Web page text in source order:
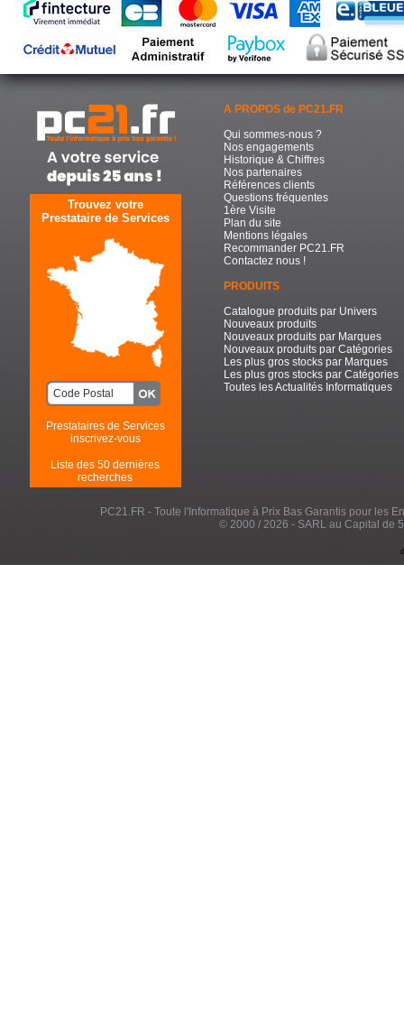
Trouvez votre
Prestataire de Services
Prestataires de Services
inscrivez-vous
Liste des 50 dernières
recherches
A PROPOS de PC21.FR
Qui sommes-nous ?
Nos engagements
Historique & Chiffres
Nos partenaires
Références clients
Questions fréquentes
1ère Visite
Plan du site
Mentions légales
Recommander PC21.FR
Contactez nous !
PRODUITS
Catalogue produits par Univers
Nouveaux produits
Nouveaux produits par Marques
Nouveaux produits par Catégories
Les plus gros stocks par Marques
Les plus gros stocks par Catégories
Toutes les Actualités Informatiques
PC21.FR - Toute l'Informatique à Prix Bas Garantis pour les
© 2000 / 2026 - SARL au Capital de